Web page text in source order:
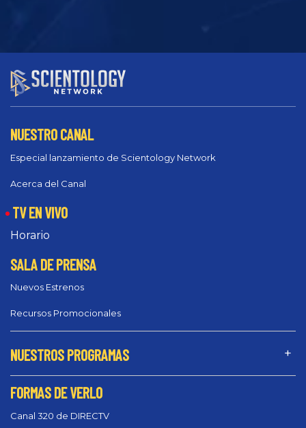
NUESTRO CANAL
Especial lanzamiento de Scientology Network
Acerca del Canal
TV EN VIVO
Horario
SALA DE PRENSA
Nuevos Estrenos
Recursos Promocionales
NUESTROS PROGRAMAS
FORMAS DE VERLO
Canal 320 de DIRECTV